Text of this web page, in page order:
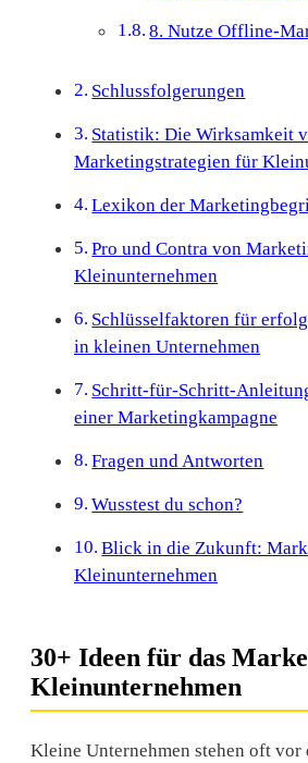
8. Nutze Offline-
Schlussfolgerungen
Statistik: Die Wirksamkeit
Marketingstrategien für
Lexikon der
Pro und Contra von
Kleinunternehmen
Schlüsselfaktoren für
in kleinen Unternehmen
Schritt-für-Schritt-
einer Marketingkampagne
Fragen und Antworten
Wusstest du schon?
Blick in die Zukunft:
Kleinunternehmen
30+ Ideen für das
Kleinunternehmen
Kleine Unternehmen stehen oft vor